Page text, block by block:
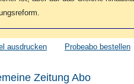
ausdrucken Probeabo bestellen